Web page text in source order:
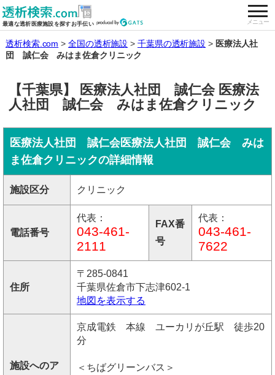
最適な透析医療施設を探すお手伝い メニュー
全国の透析施設を検索する
透析検索.com 全国の透析施設 千葉県の透析施設
医療法人社
団 誠仁会 みはま佐倉クリニック
【千葉県】 医療法人社団 誠仁会 医療法
人社団 誠仁会 みはま佐倉クリニック
医療法人社団 誠仁会医療法人社団 誠仁会 みは
ま佐倉クリニックの詳細情報
施設区分 クリニック
電話番号
代表：
043-461-
2111
FAX番
号
代表：
043-461-
7622
住所
〒285-0841
千葉県佐倉市下志津602-1
地図を表示する
施設へのア
京成電鉄 本線 ユーカリが丘駅 徒歩20
分
＜ちばグリーンバス＞